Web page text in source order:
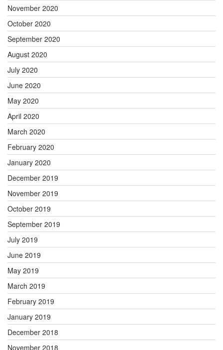
November 2020
October 2020
September 2020
August 2020
July 2020
June 2020
May 2020
April 2020
March 2020
February 2020
January 2020
December 2019
November 2019
October 2019
September 2019
July 2019
June 2019
May 2019
March 2019
February 2019
January 2019
December 2018
November 2018